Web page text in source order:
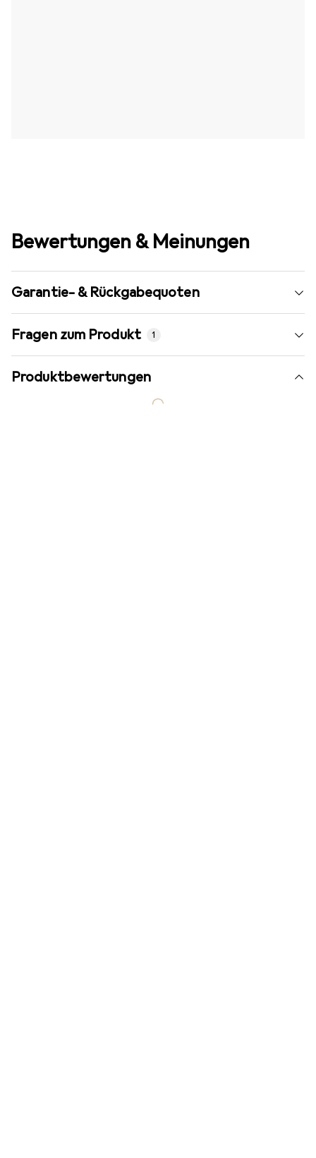
Bewertungen & Meinungen
Garantie- & Rückgabequoten
Fragen zum Produkt 1
Produktbewertungen